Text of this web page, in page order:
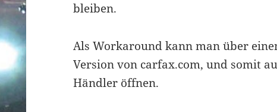
bleiben.
Als Workaround kann man über
Version von carfax.com, und somit
Händler öffnen.